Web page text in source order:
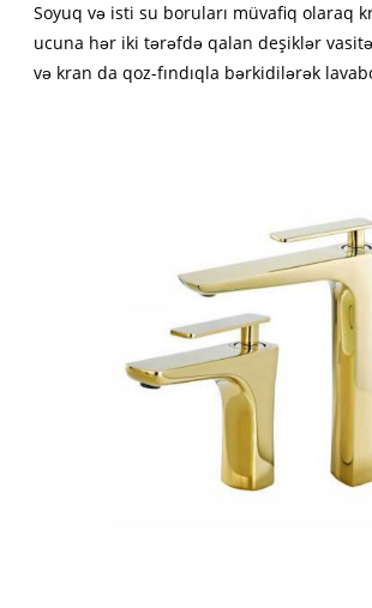
Soyuq və isti su boruları müvafiq olaraq
ucuna hər iki tərəfdə qalan deşiklər
və kran da qoz-fındıqla bərkidilərək